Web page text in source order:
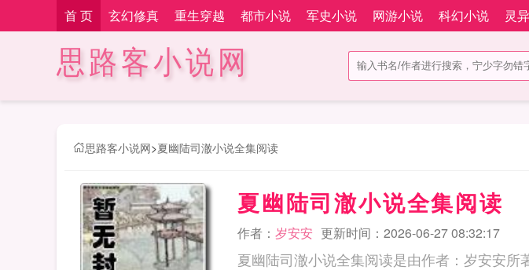
首 页 玄幻修真 重生穿越 都市小说 军史小说 网游小说 科幻小说 灵
思路客小说网
思路客小说网>夏幽陆司澈小说全集阅读
夏幽陆司澈小说全集阅读
作者： 岁安安 更新时间：2026-06-27 08:32:17
夏幽陆司澈小说全集阅读是由作者：岁安安